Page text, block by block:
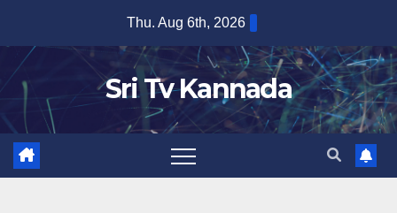
content
Thu. Aug 6th, 2026
Sri Tv Kannada